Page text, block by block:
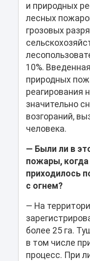
и природных
лесных
грозовых
10%.
природных
реагирования
значительно
возгораний,
человека.
— Были ли в
пожары,
приходилось
с огнем?
— На
более 25 га.
в том числе
процесс. При